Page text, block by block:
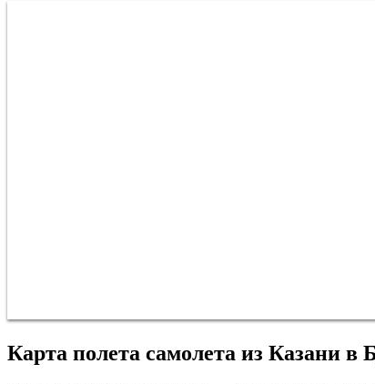
Карта полета самолета из Казани в